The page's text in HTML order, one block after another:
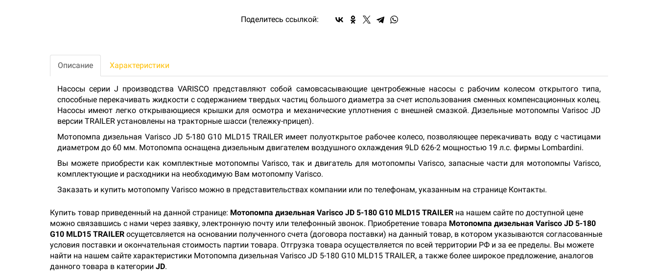
Поделитесь ссылкой:
Описание Характеристики
Насосы серии J производства VARISCO представляют собой самовсасывающие центробежные насосы с рабочим колесом открытого типа,
способные перекачивать жидкости с содержанием твердых частиц большого диаметра за счет использования сменных компенсационных колец.
Насосы имеют легко открывающиеся крышки для осмотра и механические уплотнения с внешней смазкой. Дизельные мотопомпы Varisoc JD
версии TRAILER установлены на тракторные шасси (тележку-прицеп).
Мотопомпа дизельная Varisco JD 5-180 G10 MLD15 TRAILER имеет полуоткрытое рабочее колесо, позволяющее перекачивать воду с частицами
диаметром до 60 мм. Мотопомпа оснащена дизельным двигателем воздушного охлаждения 9LD 626-2 мощностью 19 л.с. фирмы Lombardini.
Вы можете приобрести как комплектные мотопомпы Varisco, так и двигатель для мотопомпы Varisco, запасные части для мотопомпы Varisco,
комплектующие и расходники на необходимую Вам мотопомпу Varisco.
Заказать и купить мотопомпу Varisco можно в представительствах компании или по телефонам, указанным на странице Контакты.
Купить товар приведенный на данной странице: Мотопомпа дизельная Varisco JD 5-180 G10 MLD15 TRAILER на нашем сайте по доступной цене
можно связавшись с нами через заявку, электронную почту или телефонный звонок. Приобретение товара Мотопомпа дизельная Varisco JD 5-180
G10 MLD15 TRAILER осущетсвляется на основании полученного счета (договора поставки) на данный товар, в котором указываются согласованные
условия поставки и окончательная стоимость партии товара. Отгрузка товара осуществляется по всей территории РФ и за ее пределы. Вы можете
найти на нашем сайте характеристики Мотопомпа дизельная Varisco JD 5-180 G10 MLD15 TRAILER, а также более широкое предложение, аналогов
данного товара в категории JD.